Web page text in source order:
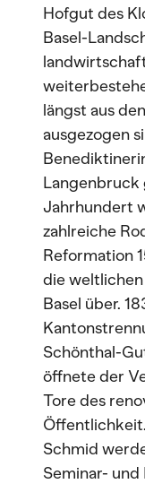
Hofgut des
Basel-
längst aus
ausgezogen
Langenbruck
Jahrhundert
zahlreiche
Reformation
die
Basel über.
Schönthal-
öffnete der
Tore des
Schmid
Seminar-